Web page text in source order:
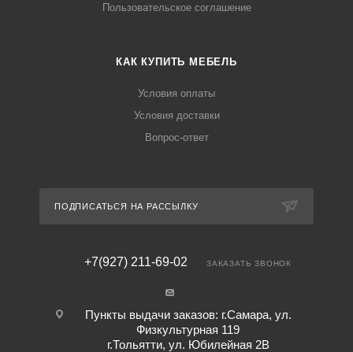
Пользовательское соглашение
КАК КУПИТЬ МЕБЕЛЬ
Условия оплаты
Условия доставки
Вопрос-ответ
ПОДПИСАТЬСЯ НА РАССЫЛКУ
+7(927) 211-69-02 ЗАКАЗАТЬ ЗВОНОК
Пункты выдачи заказов: г.Самара, ул.
Физкультурная 119
г.Тольятти, ул. Юбилейная 2В